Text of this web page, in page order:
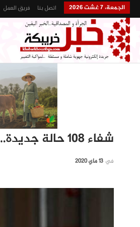
الجمعة، 7 غشت 2026 اتصل بنا فريق العمل
شفاء 108 حالة جديدة…الحصيلة الاجمالية للمتعافين 3099 حالة
في 13 ماي 2020